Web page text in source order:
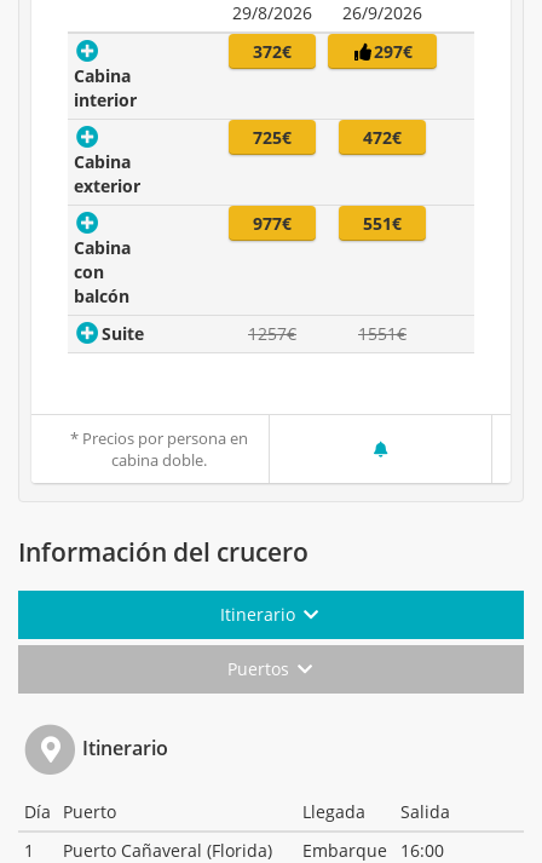
29/8/2026 26/9/2026
Cabina
interior
372€ 297€
Cabina
exterior
725€ 472€
Cabina
con
balcón
977€ 551€
Suite 1257€ 1551€
* Precios por persona en
cabina doble.
Información del crucero
Itinerario
Puertos
Itinerario
Día Puerto Llegada
Salida
1
Puerto Cañaveral (Florida) Embarque
16:00